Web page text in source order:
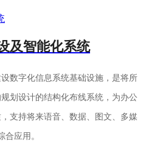
及智能化系统
数字化信息系统基础设施，是将所
划设计的结构化布线系统，为办公
支持将来语音、数据、图文、多媒
合应用。